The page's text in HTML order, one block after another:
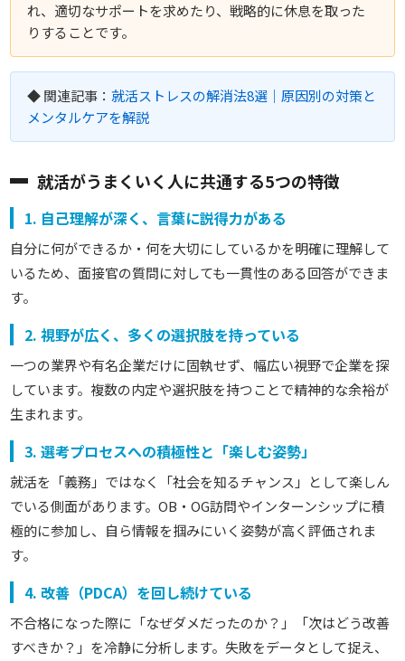
れ、適切なサポートを求めたり、戦略的に休息を取った
りすることです。
◆関連記事：就活ストレスの解消法8選｜原因別の対策と
メンタルケアを解説
就活がうまくいく人に共通する5つの特徴
1. 自己理解が深く、言葉に説得力がある
自分に何ができるか・何を大切にしているかを明確に理解して
いるため、面接官の質問に対しても一貫性のある回答ができま
す。
2. 視野が広く、多くの選択肢を持っている
一つの業界や有名企業だけに固執せず、幅広い視野で企業を探
しています。複数の内定や選択肢を持つことで精神的な余裕が
生まれます。
3. 選考プロセスへの積極性と「楽しむ姿勢」
就活を「義務」ではなく「社会を知るチャンス」として楽しん
でいる側面があります。OB・OG訪問やインターンシップに積
極的に参加し、自ら情報を掴みにいく姿勢が高く評価されま
す。
4. 改善（PDCA）を回し続けている
不合格になった際に「なぜダメだったのか？」「次はどう改善
すべきか？」を冷静に分析します。失敗をデータとして捉え、